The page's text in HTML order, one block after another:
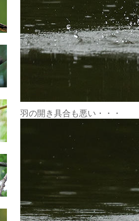
羽の開き具合も悪い・・・